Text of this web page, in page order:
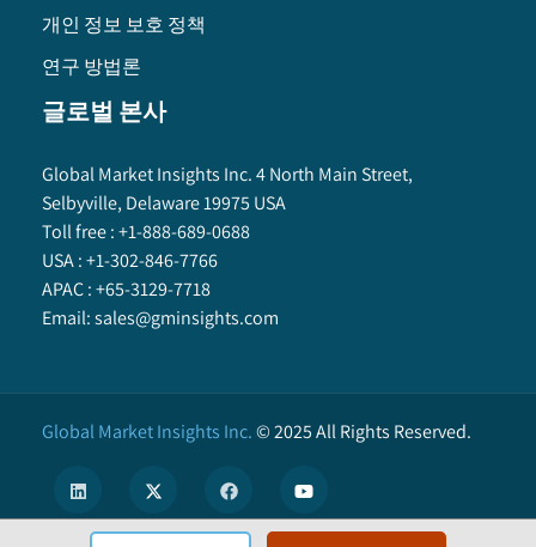
개인 정보 보호 정책
연구 방법론
글로벌 본사
Global Market Insights Inc. 4 North Main Street,
Selbyville, Delaware 19975 USA
Toll free :+1-888-689-0688
USA :+1-302-846-7766
APAC :+65-3129-7718
Email:sales@gminsights.com
Global Market Insights Inc.©2025All Rights Reserved.